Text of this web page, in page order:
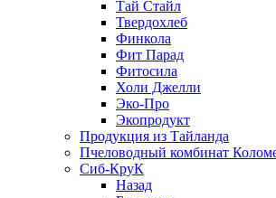
Тай Стайл
Твердохлеб
Финкола
Фит Парад
Фитосила
Холи Джелли
Эко-Про
Экопродукт
Продукция из Тайланда
Пчеловодный комбинат
Сиб-КруК
Назад